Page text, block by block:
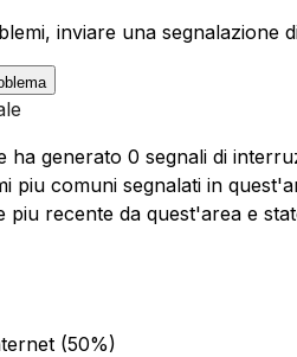
inviare una segnalazione
ha generato 0 segnali di
piu comuni segnalati in
piu recente da quest'area e
(50%)